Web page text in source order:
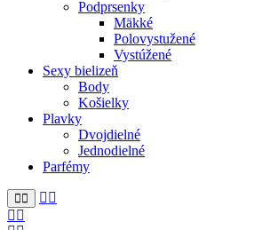
Podprsenky
Mäkké
Polovystužené
Vystúžené
Sexy bielizeň
Body
Košielky
Plavky
Dvojdielné
Jednodielné
Parfémy